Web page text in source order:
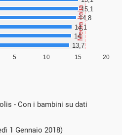
- Con i bambini su dati
1 Gennaio 2018)